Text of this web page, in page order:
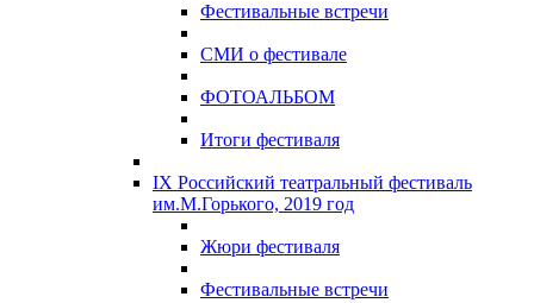
Фестивальные встречи
СМИ о фестивале
ФОТОАЛЬБОМ
Итоги фестиваля
IX Российский театральный фестиваль
им.М.Горького, 2019 год
Жюри фестиваля
Фестивальные встречи